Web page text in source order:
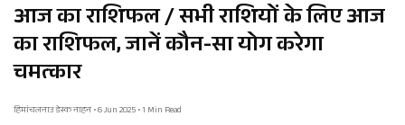
आज का राशिफल / सभी राशियों के लिए आज
का राशिफल, जानें कौन-सा योग करेगा
चमत्कार
हिमांचलनाउ डेस्क नाहन • 6 Jun 2025 • 1 Min Read